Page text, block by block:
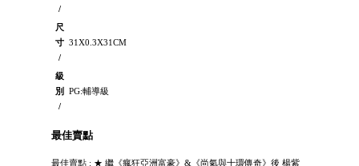
/
尺
寸
/
31X0.3X31CM
級
別
/
PG:輔導級
最佳賣點
最佳賣點 : ★ 繼《瘋狂亞洲富豪》&《尚氣與十環傳奇》後 楊紫